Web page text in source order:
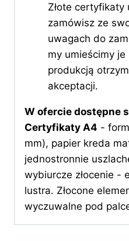
Złote certyfikaty
zamówisz ze
uwagach do
my umieścimy je
produkcją
akceptacji.
W ofercie dostępne
Certyfikaty A4 -
mm), papier kreda
jednostronnie
wybiurcze złocenie -
lustra. Złocone
wyczuwalne pod